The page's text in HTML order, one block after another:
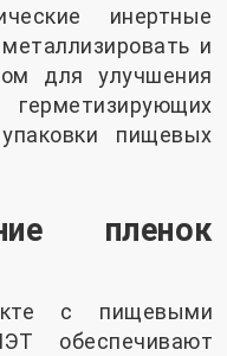
инертные
и
для улучшения
пищевых
пленок
с пищевыми
обеспечивают